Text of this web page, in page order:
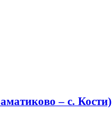
– с. Кости)